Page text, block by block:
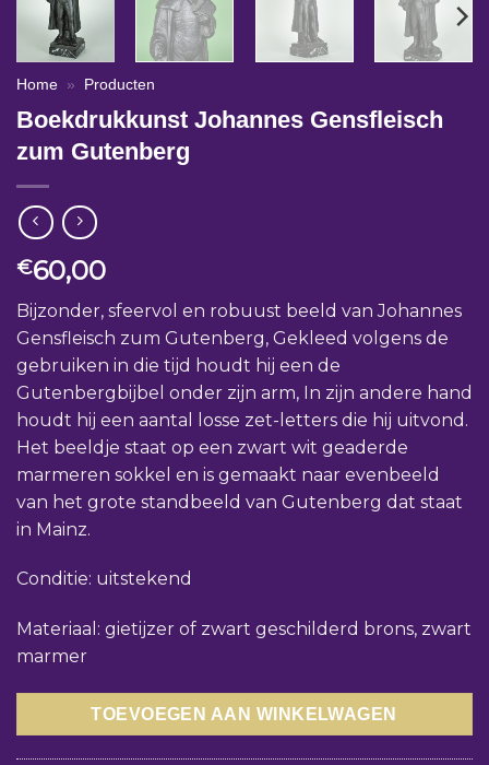
Home » Producten
Boekdrukkunst Johannes Gensfleisch
zum Gutenberg
€60,00
Bijzonder, sfeervol en robuust beeld van Johannes
Gensfleisch zum Gutenberg, Gekleed volgens de
gebruiken in die tijd houdt hij een de
Gutenbergbijbel onder zijn arm, In zijn andere hand
houdt hij een aantal losse zet-letters die hij uitvond.
Het beeldje staat op een zwart wit geaderde
marmeren sokkel en is gemaakt naar evenbeeld
van het grote standbeeld van Gutenberg dat staat
in Mainz.
Conditie: uitstekend
Materiaal: gietijzer of zwart geschilderd brons, zwart
marmer
TOEVOEGEN AAN WINKELWAGEN